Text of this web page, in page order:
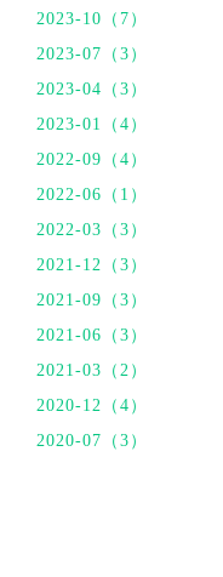
2023-10（7）
2023-07（3）
2023-04（3）
2023-01（4）
2022-09（4）
2022-06（1）
2022-03（3）
2021-12（3）
2021-09（3）
2021-06（3）
2021-03（2）
2020-12（4）
2020-07（3）